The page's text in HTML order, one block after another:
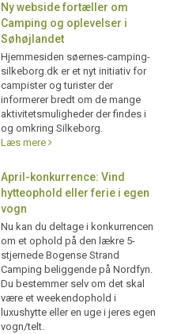
Ny webside fortæller om
Camping og oplevelser i
Søhøjlandet
Hjemmesiden søernes-camping-
silkeborg.dk er et nyt initiativ for
campister og turister der
informerer bredt om de mange
aktivitetsmuligheder der findes i
og omkring Silkeborg.
Læs mere
April-konkurrence: Vind
hytteophold eller ferie i egen
vogn
Nu kan du deltage i konkurrencen
om et ophold på den lækre 5-
stjernede Bogense Strand
Camping beliggende på Nordfyn.
Du bestemmer selv om det skal
være et weekendophold i
luxushytte eller en uge i jeres egen
vogn/telt.